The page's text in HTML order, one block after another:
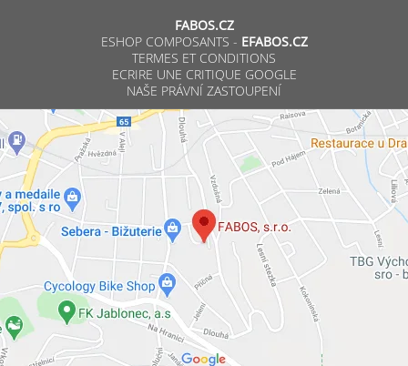
FABOS.CZ
ESHOP COMPOSANTS - EFABOS.CZ
TERMES ET CONDITIONS
ECRIRE UNE CRITIQUE GOOGLE
NAŠE PRÁVNÍ ZASTOUPENÍ